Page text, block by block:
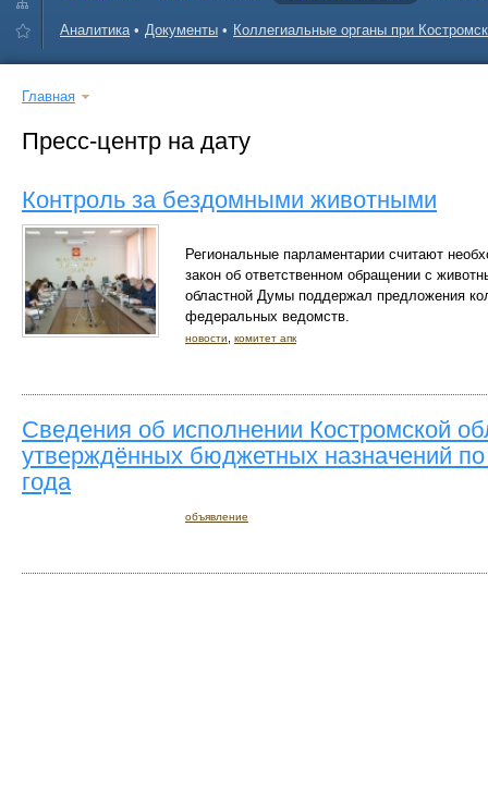
Аналитика Документы Коллегиальные органы при
Главная
Пресс-центр на дату
Контроль за бездомными животными
Региональные парламентарии считают
закон об ответственном обращении с
областной Думы поддержал предложения
федеральных ведомств.
новости комитет апк
Сведения об исполнении Костромской
утверждённых бюджетных назначений
года
объявление